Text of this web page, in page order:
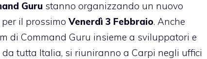
Guru stanno organizzando un nuovo
per il prossimoVenerdì 3 Febbraio. Anche
di Command Guru insieme a sviluppatori e
tutta Italia, si riuniranno a Carpi negli uffici